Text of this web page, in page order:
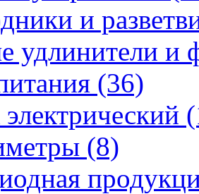
и
удлинители и
(36)
(8)